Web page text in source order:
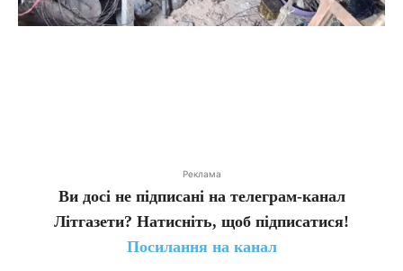
Реклама
Ви досі не підписані на телеграм-канал
Літгазети? Натисніть, щоб підписатися!
Посилання на канал